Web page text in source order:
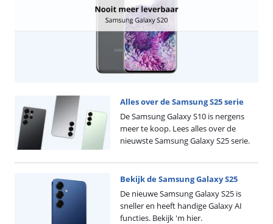
Alles over de Samsung S25 serie
De Samsung Galaxy S10 is nergens
meer te koop. Lees alles over de
nieuwste Samsung Galaxy S25 serie.
Bekijk de Samsung Galaxy S25
De nieuwe Samsung Galaxy S25 is
sneller en heeft handige Galaxy AI
functies. Bekijk 'm hier.